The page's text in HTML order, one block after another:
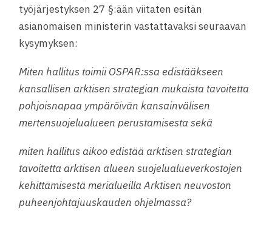
työjärjestyksen 27 §:ään viitaten esitän
asianomaisen ministerin vastattavaksi seuraavan
kysymyksen:
Miten hallitus toimii OSPAR:ssa edistääkseen
kansallisen arktisen strategian mukaista tavoitetta
pohjoisnapaa ympäröivän kansainvälisen
mertensuojelualueen perustamisesta sekä
miten hallitus aikoo edistää arktisen strategian
tavoitetta arktisen alueen suojelualueverkostojen
kehittämisestä merialueilla Arktisen neuvoston
puheenjohtajuuskauden ohjelmassa?